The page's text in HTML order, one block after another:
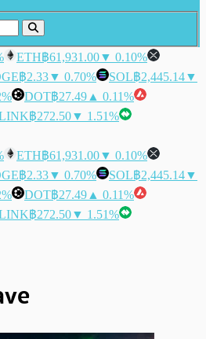
ETH฿61,931.00▼ 0.10%
฿2.33▼ 0.70% SOL฿2,445.14▼
DOT฿27.49 ▲ 0.11%
฿272.50▼ 1.51%
ETH฿61,931.00▼ 0.10%
฿2.33▼ 0.70% SOL฿2,445.14▼
DOT฿27.49 ▲ 0.11%
฿272.50▼ 1.51%